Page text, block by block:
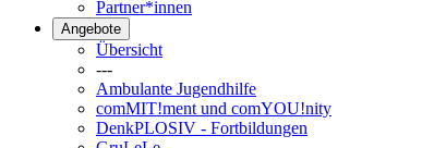
Partner*innen
Angebote
Übersicht
---
Ambulante Jugendhilfe
comMIT!ment und comYOU!nity
DenkPLOSIV - Fortbildungen